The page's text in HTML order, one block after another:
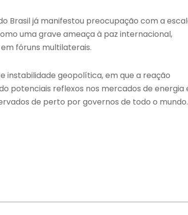
Brasil já manifestou preocupação com a
uma grave ameaça à paz internacional,
fóruns multilaterais.
geopolítica, em que a reação
potenciais reflexos nos mercados de energia
de perto por governos de todo o mundo.